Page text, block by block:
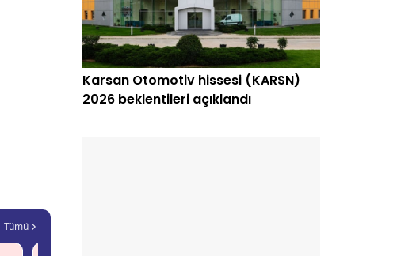
Karsan Otomotiv hissesi (KARSN)
2026 beklentileri açıklandı